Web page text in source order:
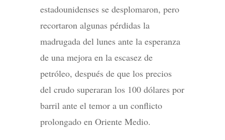
estadounidenses se desplomaron, pero
recortaron algunas pérdidas la
madrugada del lunes ante la esperanza
de una mejora en la escasez de
petróleo, después de que los precios
del crudo superaran los 100 dólares por
barril ante el temor a un conflicto
prolongado en Oriente Medio.